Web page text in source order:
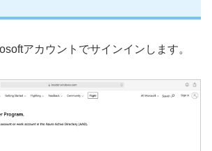
アカウントでサインインします。